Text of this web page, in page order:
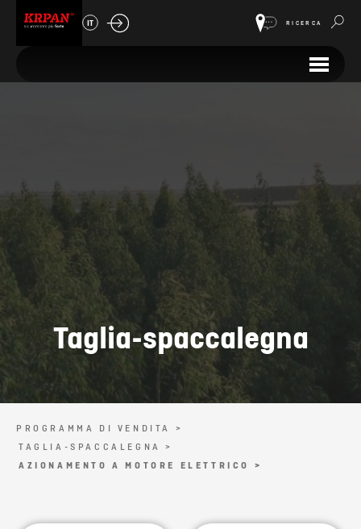
IT RICERCA
Taglia-spaccalegna
PROGRAMMA DI VENDITA >
TAGLIA-SPACCALEGNA >
AZIONAMENTO A MOTORE ELETTRICO >